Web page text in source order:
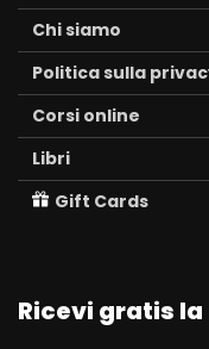
Chi siamo
Politica sulla
Corsi online
Libri
Gift Cards
Ricevi gratis